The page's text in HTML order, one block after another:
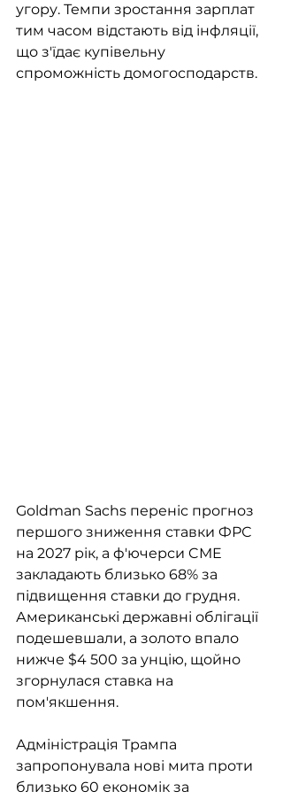
угору. Темпи зростання зарплат
тим часом відстають від інфляції,
що з'їдає купівельну
спроможність домогосподарств.
Goldman Sachs переніс прогноз
першого зниження ставки ФРС
на 2027 рік, а ф'ючерси CME
закладають близько 68% за
підвищення ставки до грудня.
Американські державні облігації
подешевшали, а золото впало
нижче $4 500 за унцію, щойно
згорнулася ставка на
пом'якшення.
Адміністрація Трампа
запропонувала нові мита проти
близько 60 економік за